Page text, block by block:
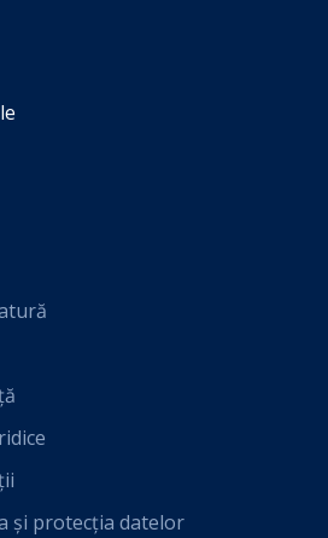
și protecția datelor